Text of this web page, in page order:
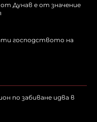
Дунав е от значение
господството на
по забиване идва в